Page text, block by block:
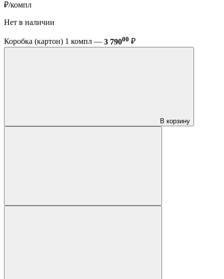
₽/компл
Нет в наличии
Коробка (картон) 1 компл — 3 79000 ₽
В корзину